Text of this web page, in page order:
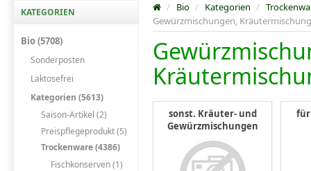
KATEGORIEN
Bio (5708)
Sonderposten
Laktosefrei
Kategorien (5613)
Saison-Artikel (2)
Preispflegeprodukt (5)
Trockenware (4386)
Fischkonserven (1)
/ Bio / Kategorien /
Gewürzmischungen,
sonst. Kräuter- und
Gewürzmischungen